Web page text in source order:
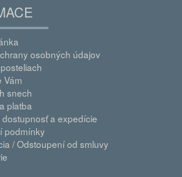
osobných údajov
Vám
snech
platba
a expedície
podmínky
/ Odstoupení od smluvy